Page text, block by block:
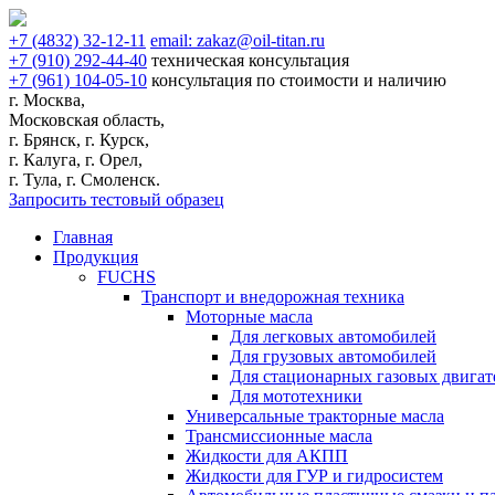
+7 (4832) 32-12-11 email: zakaz@oil-titan.ru
+7 (910) 292-44-40 техническая консультация
+7 (961) 104-05-10 консультация по стоимости и наличию
г. Москва,
Московская область,
г. Брянск, г. Курск,
г. Калуга, г. Орел,
г. Тула, г. Смоленск.
Запросить тестовый образец
Главная
Продукция
FUCHS
Транспорт и внедорожная техника
Моторные масла
Для легковых автомобилей
Для грузовых автомобилей
Для стационарных газовых
Для мототехники
Универсальные тракторные масла
Трансмиссионные масла
Жидкости для АКПП
Жидкости для ГУР и гидросистем